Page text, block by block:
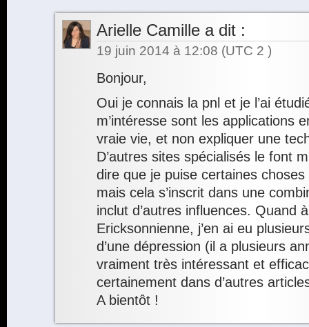
Arielle Camille a dit :
19 juin 2014 à 12:08 (UTC 2 )
Bonjour,
Oui je connais la pnl et je l’ai
m’intéresse sont les applications
vraie vie, et non expliquer une
D’autres sites spécialisés le font
dire que je puise certaines
mais cela s’inscrit dans une
inclut d’autres influences. Quand
Ericksonnienne, j’en ai eu
d’une dépression (il a plusieurs
vraiment très intéressant et
certainement dans d’autres
A bientôt !